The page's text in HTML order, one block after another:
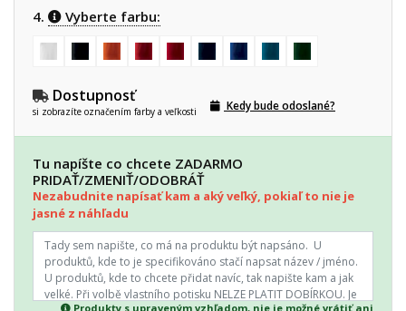
4. Vyberte farbu:
Dostupnosť
si zobrazíte označením farby a veľkosti Kedy bude odoslané?
Tu napíšte co chcete ZADARMO
PRIDAŤ/ZMENIŤ/ODOBRÁŤ
Nezabudnite napísať kam a aký veľký, pokiaľ to nie je
jasné z náhľadu
Produkty s upraveným vzhľadom, nie je možné vrátiť ani